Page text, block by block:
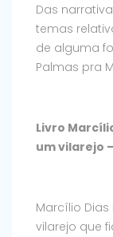
Das
temas
de alguma
Palmas pra
Livro
um vilarejo
Marcílio
vilarejo que